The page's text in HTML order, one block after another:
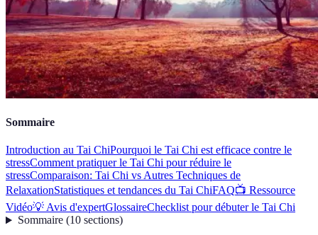
Sommaire
Introduction au Tai ChiPourquoi le Tai Chi est efficace contre le
stressComment pratiquer le Tai Chi pour réduire le
stressComparaison: Tai Chi vs Autres Techniques de
RelaxationStatistiques et tendances du Tai ChiFAQ📺 Ressource
Vidéo💡 Avis d'expertGlossaireChecklist pour débuter le Tai Chi
Sommaire(10 sections)